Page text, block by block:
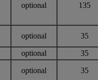
optional 135
optional 35
optional 35
optional 35